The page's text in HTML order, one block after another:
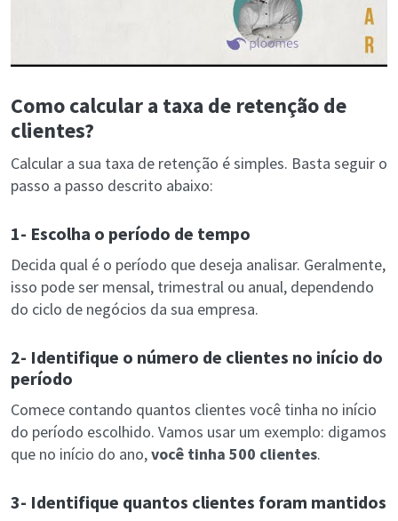
Como calcular a taxa de retenção de
clientes?
Calcular a sua taxa de retenção é simples. Basta seguir o
passo a passo descrito abaixo:
1- Escolha o período de tempo
Decida qual é o período que deseja analisar. Geralmente,
isso pode ser mensal, trimestral ou anual, dependendo
do ciclo de negócios da sua empresa.
2- Identifique o número de clientes no início do
período
Comece contando quantos clientes você tinha no início
do período escolhido. Vamos usar um exemplo: digamos
que no início do ano,você tinha 500 clientes.
3- Identifique quantos clientes foram mantidos